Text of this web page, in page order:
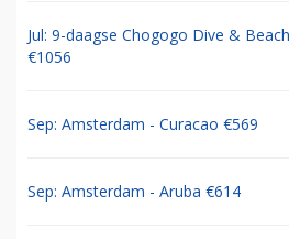
Jul: 9-daagse Chogogo Dive &
€1056
Sep: Amsterdam - Curacao €569
Sep: Amsterdam - Aruba €614